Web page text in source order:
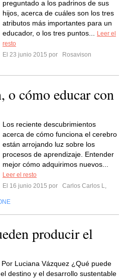
preguntado a los padrinos de sus
hijos, acerca de cuáles son los tres
atributos más importantes para un
educador, o los tres puntos...
Leer el
resto
El 23 junio 2015 por
Rosavison
o cómo educar con
Los reciente descubrimientos
acerca de cómo funciona el cerebro
están arrojando luz sobre los
procesos de aprendizaje. Entender
mejor cómo adquirimos nuevos...
Leer el resto
El 16 junio 2015 por
Carlos Carlos L,
producir el
Por Luciana Vázquez ¿Qué puede
destino y el desarrollo sustentable